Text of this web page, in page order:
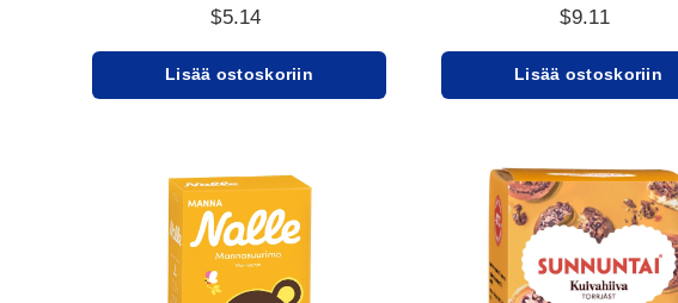
$5.14
Lisää ostoskoriin
$9.11
Lisää ostoskoriin